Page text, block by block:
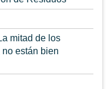
mitad de los
están bien